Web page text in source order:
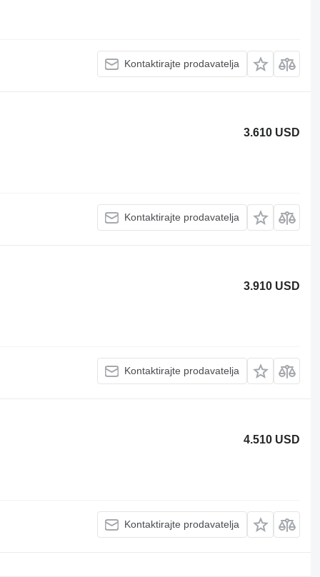
Kontaktirajte prodavatelja
3.610 USD
Kontaktirajte prodavatelja
3.910 USD
Kontaktirajte prodavatelja
4.510 USD
Kontaktirajte prodavatelja